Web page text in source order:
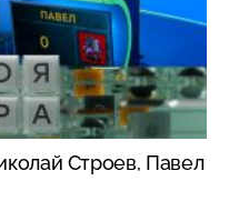
Строев, Павел